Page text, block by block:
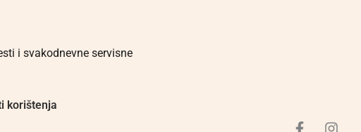
i svakodnevne servisne
korištenja